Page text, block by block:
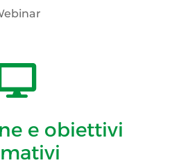
e obiettivi